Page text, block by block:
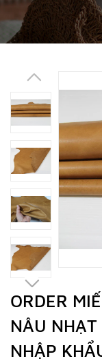
ORDER
NÂU
NHẬP